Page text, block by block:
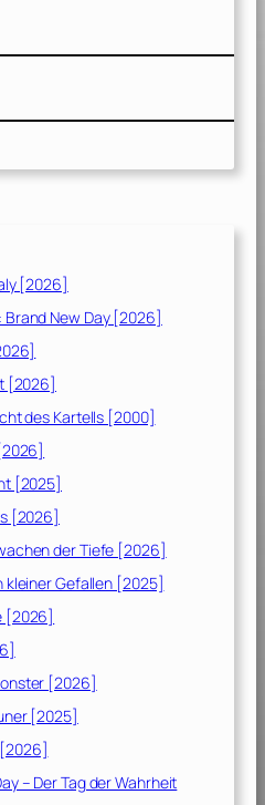
[2026]
New Day [2026]
[2026]
des Kartells [2000]
[2025]
[2026]
der Tiefe [2026]
kleiner Gefallen [2025]
[2026]
[2026]
[2025]
– Der Tag der Wahrheit